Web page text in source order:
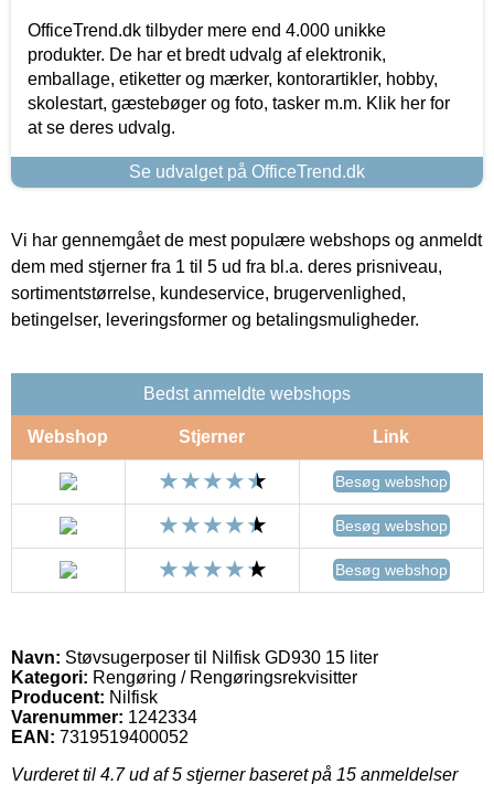
OfficeTrend.dk tilbyder mere end 4.000 unikke
produkter. De har et bredt udvalg af elektronik,
emballage, etiketter og mærker, kontorartikler, hobby,
skolestart, gæstebøger og foto, tasker m.m. Klik her for
at se deres udvalg.
Se udvalget på OfficeTrend.dk
Vi har gennemgået de mest populære webshops og anmeldt
dem med stjerner fra 1 til 5 ud fra bl.a. deres prisniveau,
sortimentstørrelse, kundeservice, brugervenlighed,
betingelser, leveringsformer og betalingsmuligheder.
Bedst anmeldte webshops
Webshop Stjerner Link
Besøg webshop
Besøg webshop
Besøg webshop
Navn: Støvsugerposer til Nilfisk GD930 15 liter
Kategori: Rengøring / Rengøringsrekvisitter
Producent: Nilfisk
Varenummer: 1242334
EAN: 7319519400052
Vurderet til 4.7ud af 5 stjerner baseret på 15 anmeldelser